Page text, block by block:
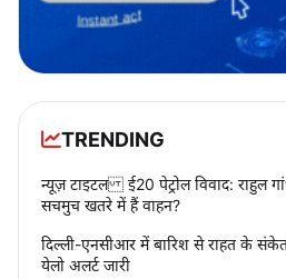
TRENDING
न्यूज़ टाइटल ई20 पेट्रोल विवाद: राहुल
सचमुच खतरे में हैं वाहन?
दिल्ली-एनसीआर में बारिश से राहत के
येलो अलर्ट जारी